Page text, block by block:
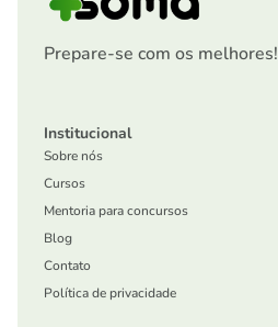
Prepare-se com os melhores!
Institucional
Sobre nós
Cursos
Mentoria para concursos
Blog
Contato
Política de privacidade